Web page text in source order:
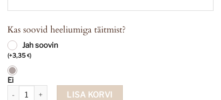
Kas soovid heeliumiga täitmist?
Jah soovin
(+3,35 €)
Ei
Südamekujuline fooliumpall Bride Squad kogus
LISA KORVI